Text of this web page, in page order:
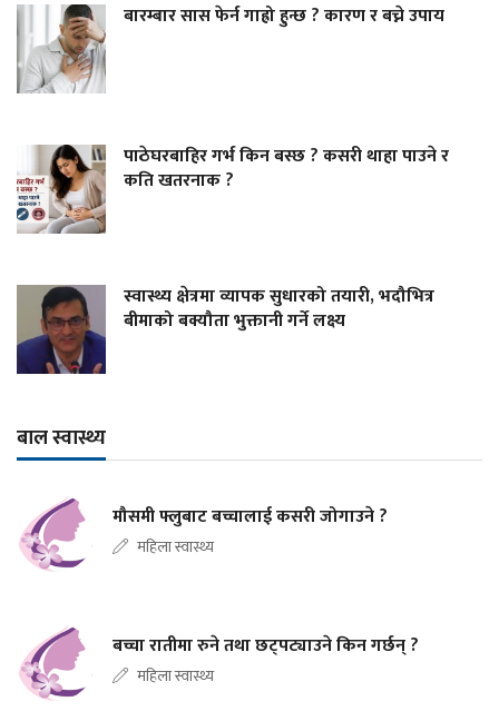
बारम्बार सास फेर्न गाह्रो हुन्छ ? कारण र बच्ने उपाय
पाठेघरबाहिर गर्भ किन बस्छ ? कसरी थाहा पाउने र
कति खतरनाक ?
स्वास्थ्य क्षेत्रमा व्यापक सुधारको तयारी, भदौभित्र
बीमाको बक्यौता भुक्तानी गर्ने लक्ष्य
बाल स्वास्थ्य
मौसमी फ्लुबाट बच्चालाई कसरी जोगाउने ?
महिला स्वास्थ्य
बच्चा रातीमा रुने तथा छट्पट्याउने किन गर्छन् ?
महिला स्वास्थ्य